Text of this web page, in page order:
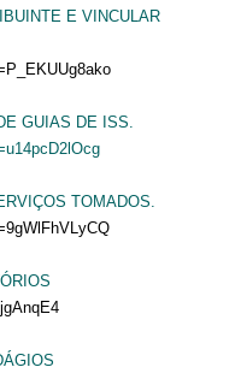
E VINCULAR
GUIAS DE ISS.
TOMADOS.